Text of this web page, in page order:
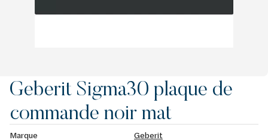
Geberit Sigma30 plaque de
commande noir mat
Marque
Geberit